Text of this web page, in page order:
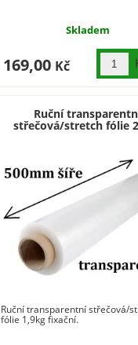
Skladem
169,00 Kč
Ruční
střečová/stretch fólie
Ruční transparentní střečová/
fólie 1,9kg fixační.